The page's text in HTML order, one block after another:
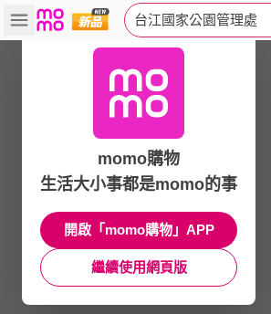
台江國家公園管理處
momo購物
生活大小事都是momo的事
開啟「momo購物」APP
繼續使用網頁版